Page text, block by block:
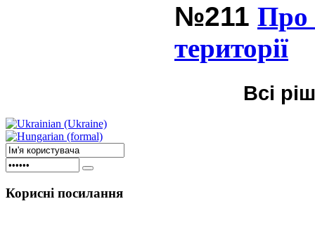
№211 Про
території
Всі
Корисні посилання